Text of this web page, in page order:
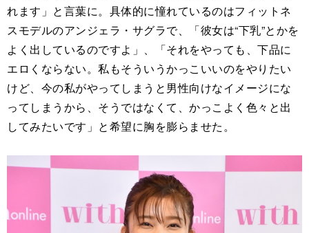
れます」と言葉に。具体的に憧れているのはフィットネ
スモデルのアンジェラ・サグラで、「彼女は“下乳”とかを
よく出しているのですよ」、「それをやっても、下品に
エロくならない。私もそういうかっこいいのをやりたい
けど、今の私がやってしまうと男性向けなイメージにな
ってしまうから、そうではなくて、かっこよく色々と出
してみたいです」と希望に胸を膨らませた。